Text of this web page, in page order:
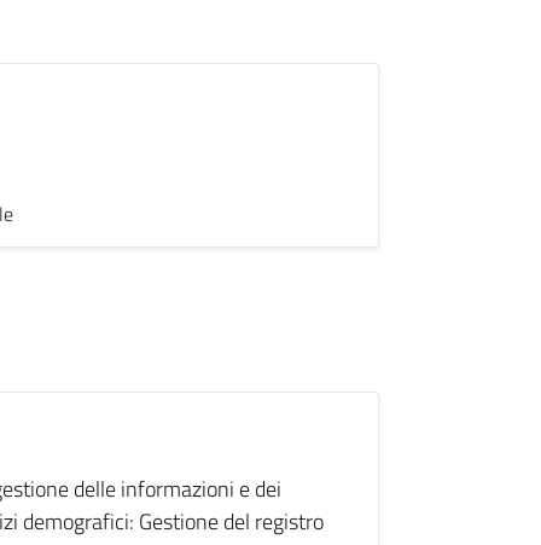
delle informazioni e dei
demografici: Gestione del registro